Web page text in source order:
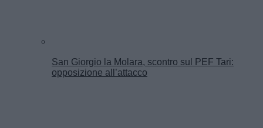
San Giorgio la Molara, scontro sul PEF Tari:
opposizione all’attacco